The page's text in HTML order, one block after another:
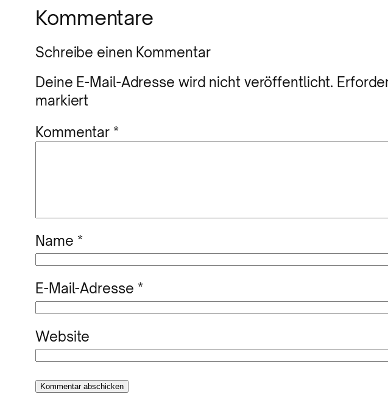
Kommentare
Schreibe einen Kommentar
Deine E-Mail-Adresse wird nicht veröffentlicht.
markiert
Kommentar *
Name *
E-Mail-Adresse *
Website